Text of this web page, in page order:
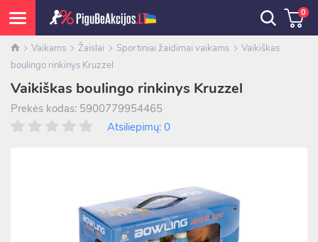
0
Vaikams Žaislai Sportiniai žaidimai vaikams
Vaikiškas
boulingo rinkinys Kruzzel
Vaikiškas boulingo rinkinys Kruzzel
Prekės kodas: 5900779954465
Atsiliepimų: 0